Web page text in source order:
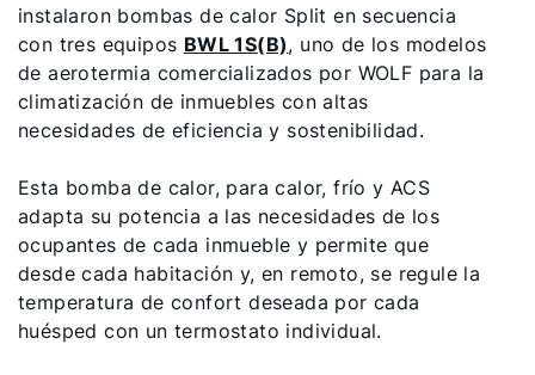
instalaron bombas de calor Split en secuencia
con tres equipos BWL 1S(B), uno de los modelos
de aerotermia comercializados por WOLF para la
climatización de inmuebles con altas
necesidades de eficiencia y sostenibilidad.
Esta bomba de calor, para calor, frío y ACS
adapta su potencia a las necesidades de los
ocupantes de cada inmueble y permite que
desde cada habitación y, en remoto, se regule la
temperatura de confort deseada por cada
huésped con un termostato individual.